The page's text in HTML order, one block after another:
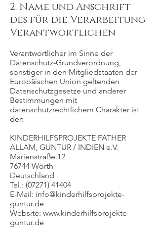
2. Name und Anschrift
des für die Verarbeitung
Verantwortlichen
Verantwortlicher im Sinne der
Datenschutz-Grundverordnung,
sonstiger in den Mitgliedstaaten der
Europäischen Union geltenden
Datenschutzgesetze und anderer
Bestimmungen mit
datenschutzrechtlichem Charakter ist
der:
KINDERHILFSPROJEKTE FATHER
ALLAM, GUNTUR / INDIEN e.V.
Marienstraße 12
76744 Wörth
Deutschland
Tel.: (07271) 41404
E-Mail: info@kinderhilfsprojekte-
guntur.de
Website: www.kinderhilfsprojekte-
guntur.de